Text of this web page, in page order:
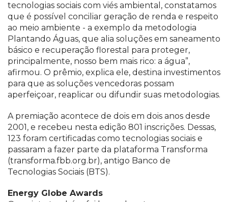
tecnologias sociais com viés ambiental, constatamos
que é possível conciliar geração de renda e respeito
ao meio ambiente - a exemplo da metodologia
Plantando Águas, que alia soluções em saneamento
básico e recuperação florestal para proteger,
principalmente, nosso bem mais rico: a água”,
afirmou. O prêmio, explica ele, destina investimentos
para que as soluções vencedoras possam
aperfeiçoar, reaplicar ou difundir suas metodologias.
A premiação acontece de dois em dois anos desde
2001, e recebeu nesta edição 801 inscrições. Dessas,
123 foram certificadas como tecnologias sociais e
passaram a fazer parte da plataforma Transforma
(transforma.fbb.org.br), antigo Banco de
Tecnologias Sociais (BTS).
Energy Globe Awards